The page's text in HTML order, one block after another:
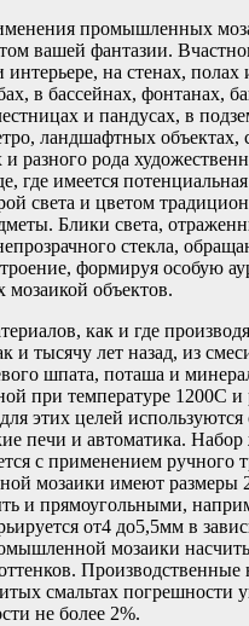
промышленных
вашей фантазии.
интерьере, на стенах,
в бассейнах, фонтанах,
и пандусах, в
ландшафтных объектах,
и разного рода
где имеется
света и цветом
Блики света,
стекла,
формируя особую
объектов.
как и где
и тысячу лет назад, из
шпата, поташа и
при температуре 1200C
этих целей
печи и автоматика. Набор
с применением ручного
мозаики имеют размеры
и прямоугольными,
от4 до5,5мм в
мозаики
смальтах погрешности
не более 2%.